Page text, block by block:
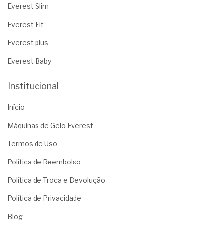
Everest Slim
Everest Fit
Everest plus
Everest Baby
Institucional
Início
Máquinas de Gelo Everest
Termos de Uso
Política de Reembolso
Política de Troca e Devolução
Política de Privacidade
Blog